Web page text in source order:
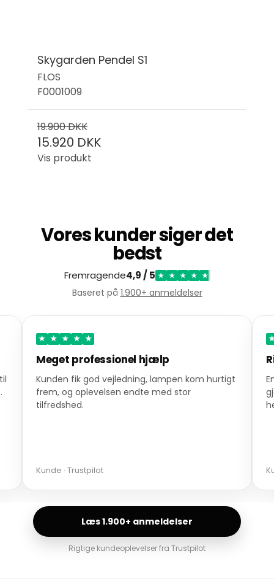
Skygarden Pendel S1
FLOS
F0001009
19.900 DKK
15.920 DKK
Vis produkt
Vores kunder siger det
bedst
Fremragende4,9 / 5 ★ ★ ★ ★ ★
Baseret på 1.900+ anmeldelser
★ ★ ★ ★ ★
Meget professionel hjælp
Kunden fik god vejledning, lampen kom hurtigt
frem, og oplevelsen endte med stor
tilfredshed.
Kunde · Trustpilot
Læs 1.900+ anmeldelser
Rigtige kundeoplevelser fra Trustpilot